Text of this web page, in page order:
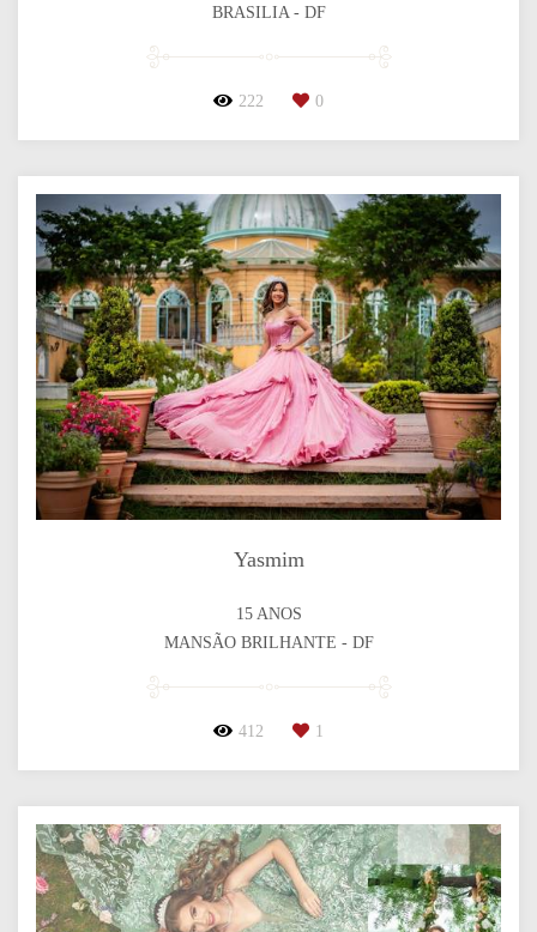
BRASILIA - DF
222 0
Yasmim
15 ANOS
MANSÃO BRILHANTE - DF
412 1